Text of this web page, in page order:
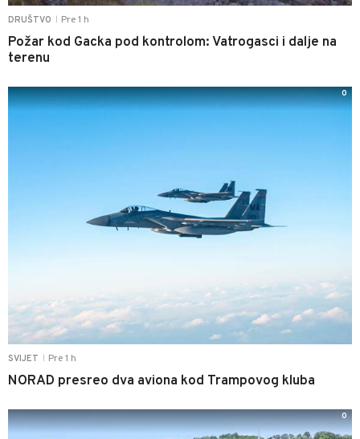
DRUŠTVO Pre 1 h
Požar kod Gacka pod kontrolom: Vatrogasci i dalje na
terenu
SVIJET Pre 1 h
NORAD presreo dva aviona kod Trampovog kluba
0
0